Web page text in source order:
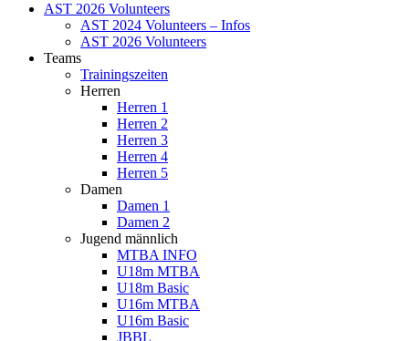
AST 2026 Volunteers
AST 2024 Volunteers – Infos
AST 2026 Volunteers
Teams
Trainingszeiten
Herren
Herren 1
Herren 2
Herren 3
Herren 4
Herren 5
Damen
Damen 1
Damen 2
Jugend männlich
MTBA INFO
U18m MTBA
U18m Basic
U16m MTBA
U16m Basic
JBBL